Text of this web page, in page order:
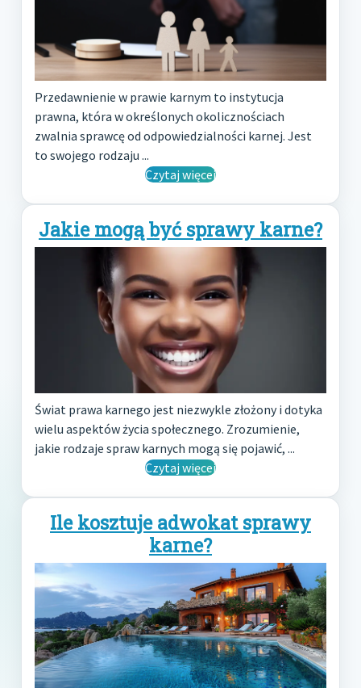
Przedawnienie w prawie karnym to instytucja
prawna, która w określonych okolicznościach
zwalnia sprawcę od odpowiedzialności karnej. Jest
to swojego rodzaju ...
Czytaj więcej
Jakie mogą być sprawy karne?
Świat prawa karnego jest niezwykle złożony i dotyka
wielu aspektów życia społecznego. Zrozumienie,
jakie rodzaje spraw karnych mogą się pojawić, ...
Czytaj więcej
Ile kosztuje adwokat sprawy
karne?